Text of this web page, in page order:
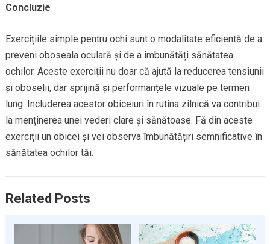
Concluzie
Exercițiile simple pentru ochi sunt o modalitate eficientă de a
preveni oboseala oculară și de a îmbunătăți sănătatea
ochilor. Aceste exerciții nu doar că ajută la reducerea tensiunii
și oboselii, dar sprijină și performanțele vizuale pe termen
lung. Includerea acestor obiceiuri în rutina zilnică va contribui
la menținerea unei vederi clare și sănătoase. Fă din aceste
exerciții un obicei și vei observa îmbunătățiri semnificative în
sănătatea ochilor tăi.
Related Posts